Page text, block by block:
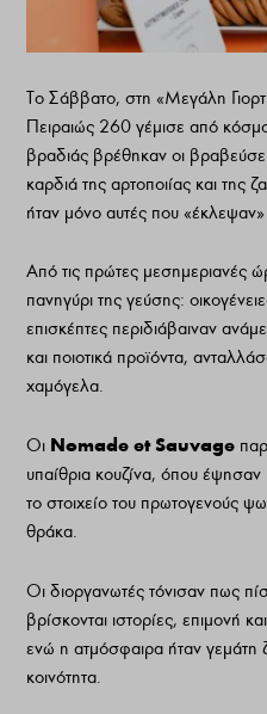
Το Σάββατο, στη «Μεγάλη
Πειραιώς 260 γέμισε από
βραδιάς βρέθηκαν οι
καρδιά της αρτοποιίας και της
ήταν μόνο αυτές που
Από τις πρώτες μεσημεριανές
πανηγύρι της γεύσης:
επισκέπτες περιδιάβαιναν
και ποιοτικά προϊόντα,
χαμόγελα.
Οι Nomade et Sauvage
υπαίθρια κουζίνα, όπου
το στοιχείο του πρωτογενούς
θράκα.
Οι διοργανωτές τόνισαν πως
βρίσκονται ιστορίες, επιμονή
ενώ η ατμόσφαιρα ήταν γεμάτη
κοινότητα.